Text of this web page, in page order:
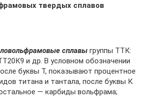
твердых сплавов
сплавы группы ТТК:
и др. В условном обозна­чении
буквы Т, показывают процентное
титана и тантала, после буквы К
— карбиды вольфрама;